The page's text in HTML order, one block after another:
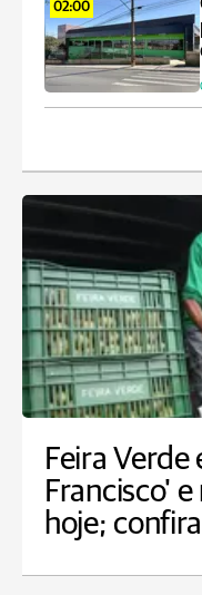
02:00
Feira Verde
Francisco' e
hoje;